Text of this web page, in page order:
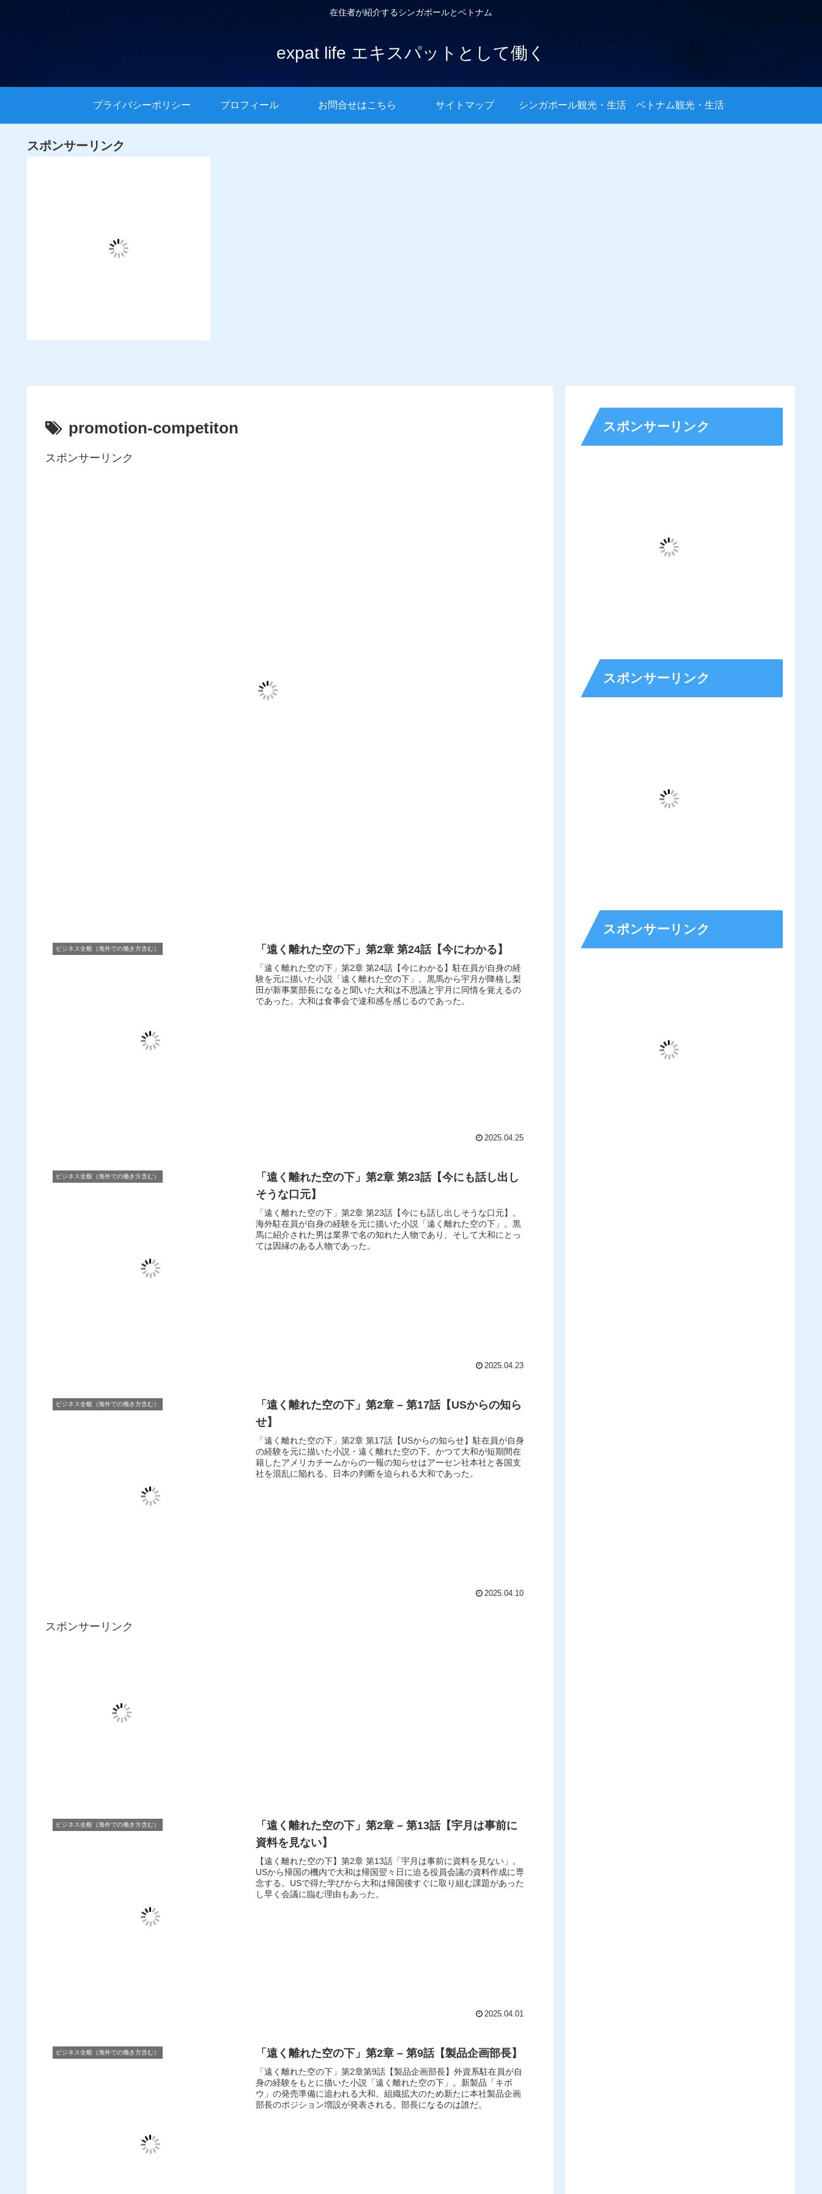
在住者が紹介するシンガポールとベトナム
expat life エキスパットとして働く
プライバシーポリシー プロフィール お問合せはこちら サイトマップ シンガポール観光・生活 ベトナム観光・生活
スポンサーリンク
promotion-competiton
スポンサーリンク
ビジネス全般（海外での働き方含む） 「遠く離れた空の下」第2章 第24話【今にわかる】
「遠く離れた空の下」第2章 第24話【今にわかる】駐在員が自身の経
験を元に描いた小説「遠く離れた空の下」。黒馬から宇月が降格し梨
田が新事業部長になると聞いた大和は不思議と宇月に同情を覚えるの
であった。大和は食事会で違和感を感じるのであった。
2025.04.25
ビジネス全般（海外での働き方含む）
「遠く離れた空の下」第2章 第23話【今にも話し出し
そうな口元】
「遠く離れた空の下」第2章 第23話【今にも話し出しそうな口元】。
海外駐在員が自身の経験を元に描いた小説「遠く離れた空の下」。黒
馬に紹介された男は業界で名の知れた人物であり、そして大和にとっ
ては因縁のある人物であった。
2025.04.23
ビジネス全般（海外での働き方含む）
「遠く離れた空の下」第2章 – 第17話【USからの知ら
せ】
「遠く離れた空の下」第2章 第17話【USからの知らせ】駐在員が自身
の経験を元に描いた小説・遠く離れた空の下。かつて大和が短期間在
籍したアメリカチームからの一報の知らせはアーセン社本社と各国支
社を混乱に陥れる。日本の判断を迫られる大和であった。
2025.04.10
スポンサーリンク
ビジネス全般（海外での働き方含む）
「遠く離れた空の下」第2章 – 第13話【宇月は事前に
資料を見ない】
【遠く離れた空の下】第2章 第13話「宇月は事前に資料を見ない」。
USから帰国の機内で大和は帰国翌々日に迫る役員会議の資料作成に専
念する。USで得た学びから大和は帰国後すぐに取り組む課題があった
し早く会議に臨む理由もあった。
2025.04.01
ビジネス全般（海外での働き方含む） 「遠く離れた空の下」第2章 – 第9話【製品企画部長】
「遠く離れた空の下」第2章第9話【製品企画部長】外資系駐在員が自
身の経験をもとに描いた小説「遠く離れた空の下」。新製品「キボ
ウ」の発売準備に追われる大和。組織拡大のため新たに本社製品企画
部長のポジション増設が発表される。部長になるのは誰だ。
スポンサーリンク
スポンサーリンク
スポンサーリンク